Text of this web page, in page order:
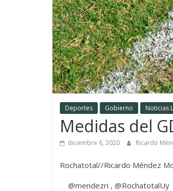
Deportes Gobierno Noticias
Medidas del
diciembre 6, 2020 Ricardo
Rochatotal//Ricardo Méndez
@mendezri , @RochatotalUy